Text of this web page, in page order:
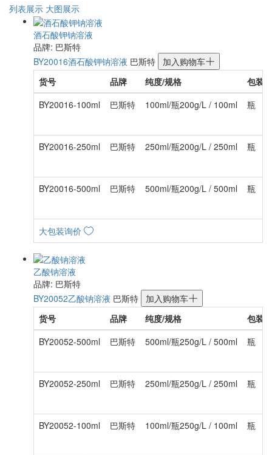
列表展示 大图展示
酒石酸钾钠溶液
品牌: 巴斯特
BY20016酒石酸钾钠溶液 巴斯特
加入购物车
货号
品牌 纯度/规格
包装
BY20016-100ml
巴斯特 100ml/瓶200g/L / 100ml 瓶
BY20016-250ml 巴斯特 250ml/瓶200g/L / 250ml 瓶
BY20016-500ml 巴斯特 500ml/瓶200g/L / 500ml 瓶
大包装询价
乙酸钠溶液
品牌: 巴斯特
BY20052乙酸钠溶液 巴斯特
加入购物车
货号
品牌 纯度/规格
包装
BY20052-500ml
巴斯特 500ml/瓶250g/L / 500ml 瓶
BY20052-250ml 巴斯特 250ml/瓶250g/L / 250ml 瓶
BY20052-100ml 巴斯特 100ml/瓶250g/L / 100ml 瓶